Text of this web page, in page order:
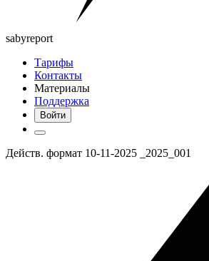
sabyreport
Тарифы
Контакты
Материалы
Поддержка
Войти
Действ. формат 10-11-2025 _2025_001